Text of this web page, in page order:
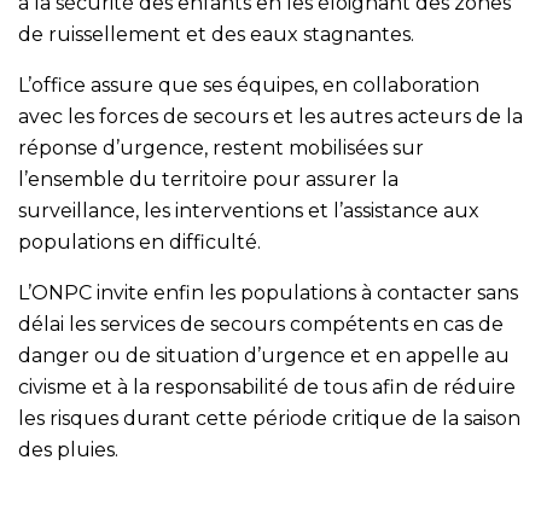
de ruissellement et des eaux stagnantes.
L’office assure que ses équipes, en collaboration
avec les forces de secours et les autres acteurs de la
réponse d’urgence, restent mobilisées sur
l’ensemble du territoire pour assurer la
surveillance, les interventions et l’assistance aux
populations en difficulté.
L’ONPC invite enfin les populations à contacter sans
délai les services de secours compétents en cas de
danger ou de situation d’urgence et en appelle au
civisme et à la responsabilité de tous afin de réduire
les risques durant cette période critique de la saison
des pluies.